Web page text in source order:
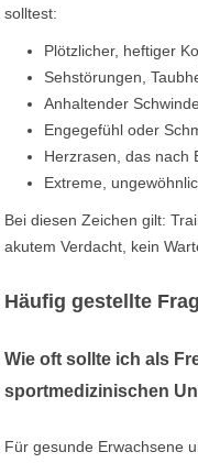
solltest:
Plötzlicher, heftiger
Sehstörungen,
Anhaltender
Engegefühl oder
Herzrasen, das nach
Extreme,
Bei diesen Zeichen gilt:
akutem Verdacht, kein
Häufig gestellte
Wie oft sollte ich als
sportmedizinischen
Für gesunde Erwachsene